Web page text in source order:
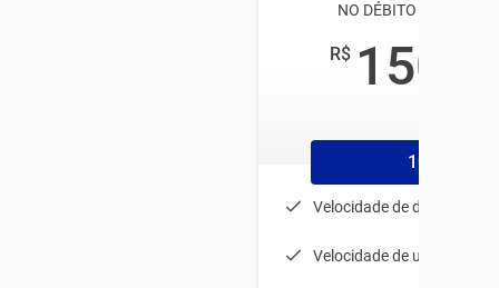
NO DÉBITO
R$ 150
1056
Velocidade de download:
Velocidade de upload: 80